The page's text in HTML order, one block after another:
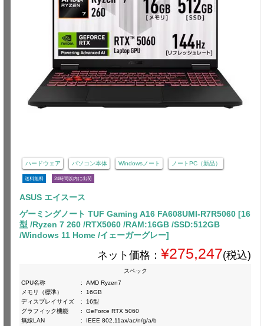
ハードウェア パソコン本体 Windowsノート ノートPC（新品）
送料無料 24時間以内に出荷
ASUS エイスース
ゲーミングノート TUF Gaming A16 FA608UMI-R7R5060 [16
型 /Ryzen 7 260 /RTX5060 /RAM:16GB /SSD:512GB
/Windows 11 Home /イェーガーグレー]
ネット価格： ¥275,247(税込)
スペック
CPU名称
:
AMD Ryzen7
メモリ（標準）
:
16GB
ディスプレイサイズ
:
16型
グラフィック機能
:
GeForce RTX 5060
無線LAN
:
IEEE 802.11ax/ac/n/g/a/b